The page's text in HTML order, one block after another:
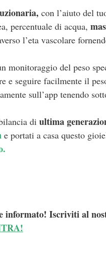
con l’aiuto del
percentuale di acqua,
l’eta vascolare
monitoraggio del peso
e seguire facilmente il
sull’app tenendo
di ultima
e portati a casa questo
informato! Iscriviti al